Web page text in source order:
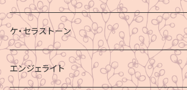
ケ・セラストーン
エンジェライト